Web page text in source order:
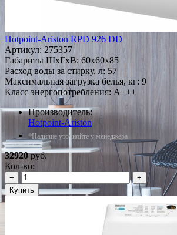
Hotpoint-Ariston RPD 926 DD
Артикул: 275357
Габариты ШxГxВ: 60x60x85
Расход воды за стирку, л: 57
Максимальная загрузка белья, кг: 9
Класс энергопотребления: A+++
Производитель:
Hotpoint-Ariston
*Наличие уточняйте у менеджера
32920руб.
Кол-во:
−
+
Купить